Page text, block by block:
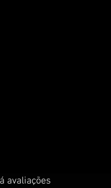
avaliações